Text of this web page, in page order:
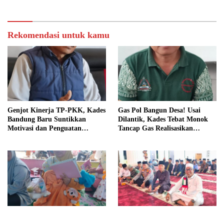
Rekomendasi untuk kamu
Genjot Kinerja TP-PKK, Kades
Bandung Baru Suntikkan
Motivasi dan Penguatan
Gas Pol Bangun Desa! Usai
Dilantik, Kades Tebat Monok
Tancap Gas Realisasikan